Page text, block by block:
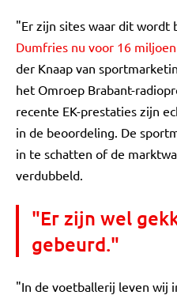
"Er zijn sites waar dit wordt
Dumfries nu voor 16
der Knaap van
het Omroep Brabant-
recente EK-prestaties zijn
in de beoordeling. De
in te schatten of de
verdubbeld.
"Er zijn wel
gebeurd."
"In de voetballerij leven wij